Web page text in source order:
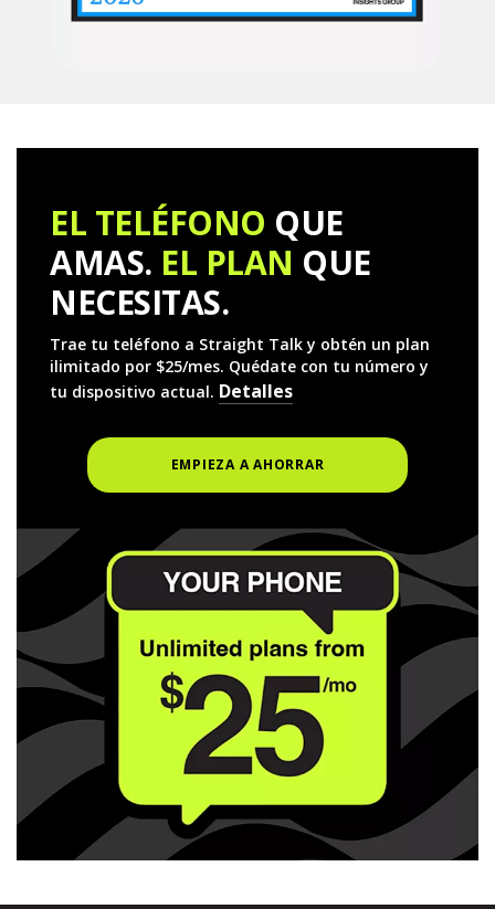
EL TELÉFONO QUE
AMAS. EL PLAN QUE
NECESITAS.
Trae tu teléfono a Straight Talk y obtén un plan
ilimitado por $25/mes. Quédate con tu número y
tu dispositivo actual. Detalles
EMPIEZA A AHORRAR